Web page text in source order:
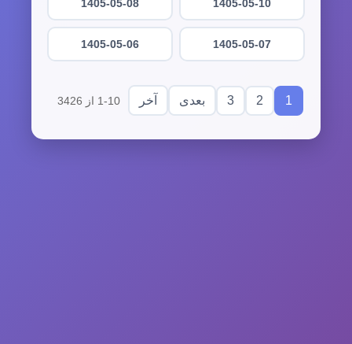
1405-05-10
1405-05-08
1405-05-07
1405-05-06
1
2
3 بعدی آخر 1-10 از 3426